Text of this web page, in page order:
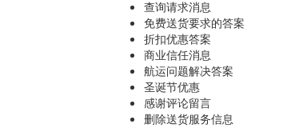
查询请求消息
免费送货要求的答案
折扣优惠答案
商业信任消息
航运问题解决答案
圣诞节优惠
感谢评论留言
删除送货服务信息